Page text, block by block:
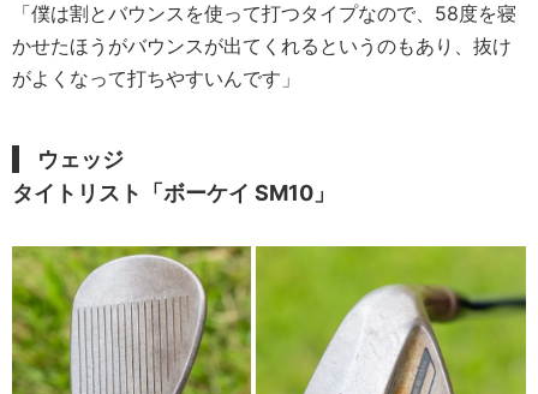
「僕は割とバウンスを使って打つタイプなので、58度を寝
かせたほうがバウンスが出てくれるというのもあり、抜け
がよくなって打ちやすいんです」
ウェッジ
タイトリスト「ボーケイ SM10」